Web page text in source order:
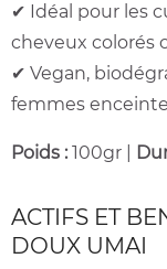
✔ Idéal pour les
cheveux colorés
✔ Vegan,
femmes
Poids :100gr |
ACTIFS ET
DOUX UMAI